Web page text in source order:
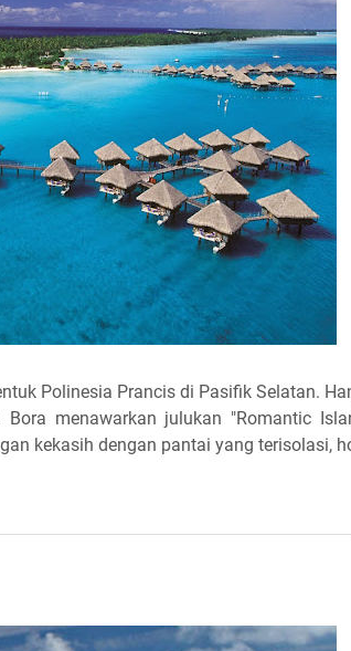
Polinesia Prancis di Pasifik Selatan.
menawarkan julukan "Romantic
kekasih dengan pantai yang terisolasi,